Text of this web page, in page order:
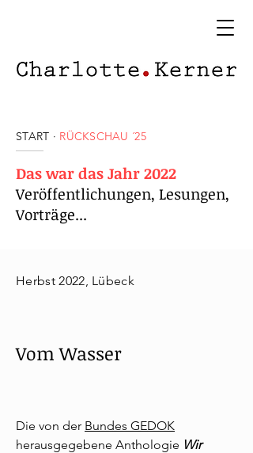
START · RÜCKSCHAU ´25
Das war das Jahr 2022
Veröffentlichungen, Lesungen,
Vorträge...
Herbst 2022, Lübeck
Vom Wasser
Die von der Bundes GEDOK
herausgegebene Anthologie Wir